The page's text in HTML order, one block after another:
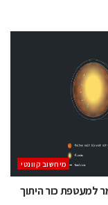
מיחשוב קוונטי